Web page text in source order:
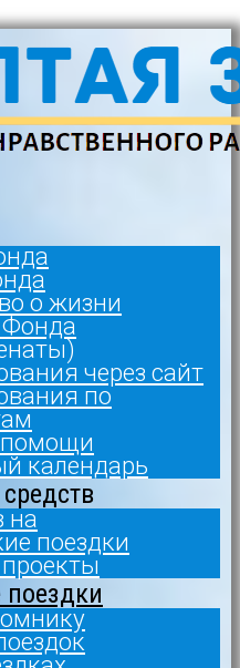
о жизни
Фонда
через сайт
по
помощи
календарь
на
поездки